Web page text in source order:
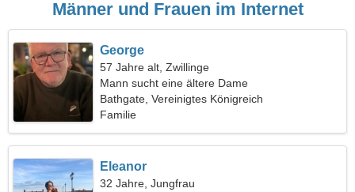
Männer und Frauen im Internet
George
57 Jahre alt, Zwillinge
Mann sucht eine ältere Dame
Bathgate, Vereinigtes Königreich
Familie
Eleanor
32 Jahre, Jungfrau